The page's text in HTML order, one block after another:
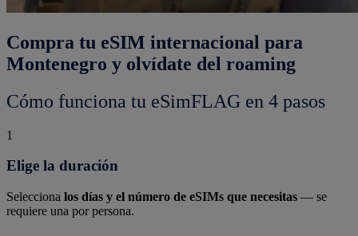
Compra tu eSIM internacional para
Montenegro y olvídate del roaming
Cómo funciona tu eSimFLAG en 4 pasos
1
Elige la duración
Selecciona los días y el número de eSIMs que necesitas — se
requiere una por persona.